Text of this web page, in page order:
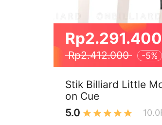
Rp2.291.400
Rp2.412.000 -5%
Stik Billiard Little
on Cue
5.0